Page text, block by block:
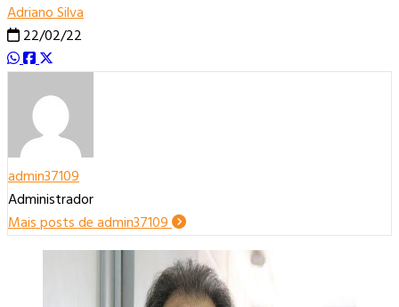
Adriano Silva
22/02/22
admin37109
Administrador
Mais posts de admin37109